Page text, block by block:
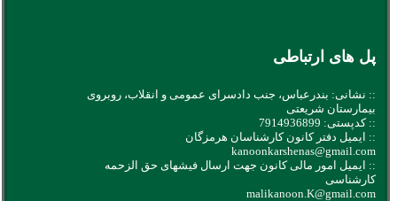
پل های ارتباطی
:: نشانی: بندرعباس، جنب دادسرای عمومی و انقلاب، روبروی
بیمارستان شریعتی
:: کدپستی: 7914936899
:: ایمیل دفتر کانون کارشناسان هرمزگان
kanoonkarshenas@gmail.com
:: ایمیل امور مالی کانون جهت ارسال فیشهای حق الزحمه
کارشناسی
malikanoon.K@gmail.com